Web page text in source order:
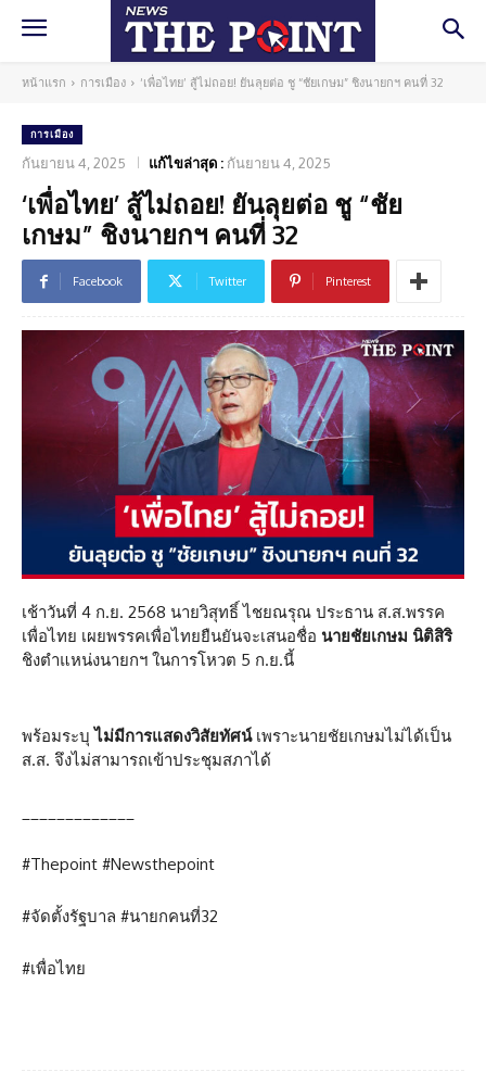
หน้าแรก การเมือง ‘เพื่อไทย’ สู้ไม่ถอย! ยันลุยต่อ ชู “ชัยเกษม” ชิงนายกฯ คนที่ 32
การเมือง
กันยายน 4, 2025 แก้ไขล่าสุด : กันยายน 4, 2025
‘เพื่อไทย’ สู้ไม่ถอย! ยันลุยต่อ ชู “ชัย
เกษม” ชิงนายกฯ คนที่ 32
Facebook Twitter Pinterest
เช้าวันที่ 4 ก.ย. 2568 นายวิสุทธิ์ ไชยณรุณ ประธาน ส.ส.พรรค
เพื่อไทย เผยพรรคเพื่อไทยยืนยันจะเสนอชื่อ นายชัยเกษม นิติสิริ
ชิงตำแหน่งนายกฯ ในการโหวต 5 ก.ย.นี้
พร้อมระบุไม่มีการแสดงวิสัยทัศน์เพราะนายชัยเกษมไม่ได้เป็น
ส.ส. จึงไม่สามารถเข้าประชุมสภาได้
#Thepoint #Newsthepoint
#จัดตั้งรัฐบาล #นายกคนที่32
#เพื่อไทย